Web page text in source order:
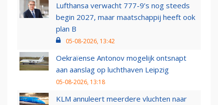
Lufthansa verwacht 777-9’s nog steeds
begin 2027, maar maatschappij heeft ook
plan B
05-08-2026, 13:42
Oekraïense Antonov mogelijk ontsnapt
aan aanslag op luchthaven Leipzig
05-08-2026, 13:18
KLM annuleert meerdere vluchten naar